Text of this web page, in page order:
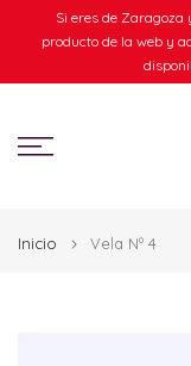
contenido
Si eres de
producto de la web y
Inicio Vela Nº 4